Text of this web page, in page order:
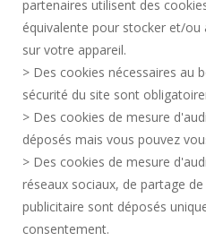
PRESS AREA
ACCESSIBILITY
PERSONAL DATA
TERMS OF USE
CREDITS
COOKIE MANAGEMENT
partenaires utilisent des
équivalente pour stocker et/
sur votre appareil.
> Des cookies nécessaires au
sécurité du site sont
> Des cookies de mesure
déposés mais vous pouvez
> Des cookies de mesure
réseaux sociaux, de partage
publicitaire sont déposés
consentement.